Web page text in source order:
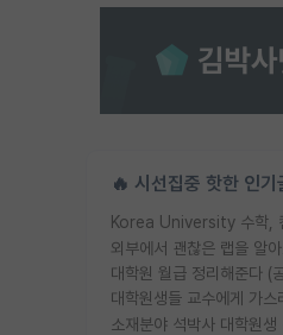
🔥 시선집중 핫한 인기
외부에서 괜찮은 랩을 알
대학원 월급 정리해준다 (
소재분야 석박사 대학원